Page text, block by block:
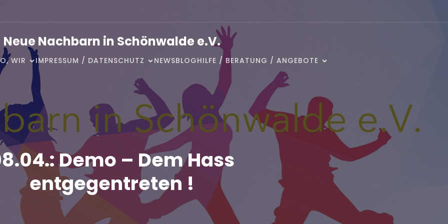
Neue Nachbarn in Schönwalde e.V.
WIR IMPRESSUM / DATENSCHUTZ NEWSBLOGHILFE / BERATUNG / ANGEBOTE
Demo – Dem Hass
entgegentreten !